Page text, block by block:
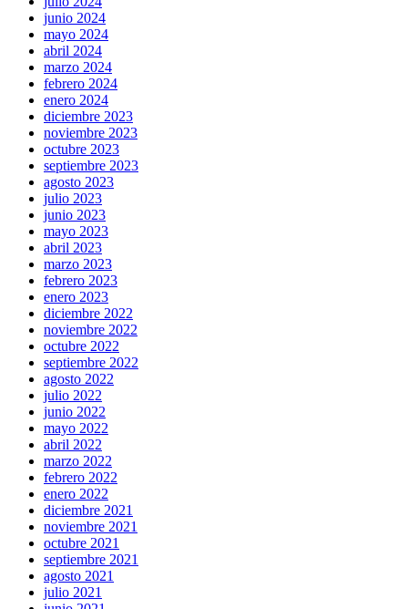
junio 2024
mayo 2024
abril 2024
marzo 2024
febrero 2024
enero 2024
diciembre 2023
noviembre 2023
octubre 2023
septiembre 2023
agosto 2023
julio 2023
junio 2023
mayo 2023
abril 2023
marzo 2023
febrero 2023
enero 2023
diciembre 2022
noviembre 2022
octubre 2022
septiembre 2022
agosto 2022
julio 2022
junio 2022
mayo 2022
abril 2022
marzo 2022
febrero 2022
enero 2022
diciembre 2021
noviembre 2021
octubre 2021
septiembre 2021
agosto 2021
julio 2021